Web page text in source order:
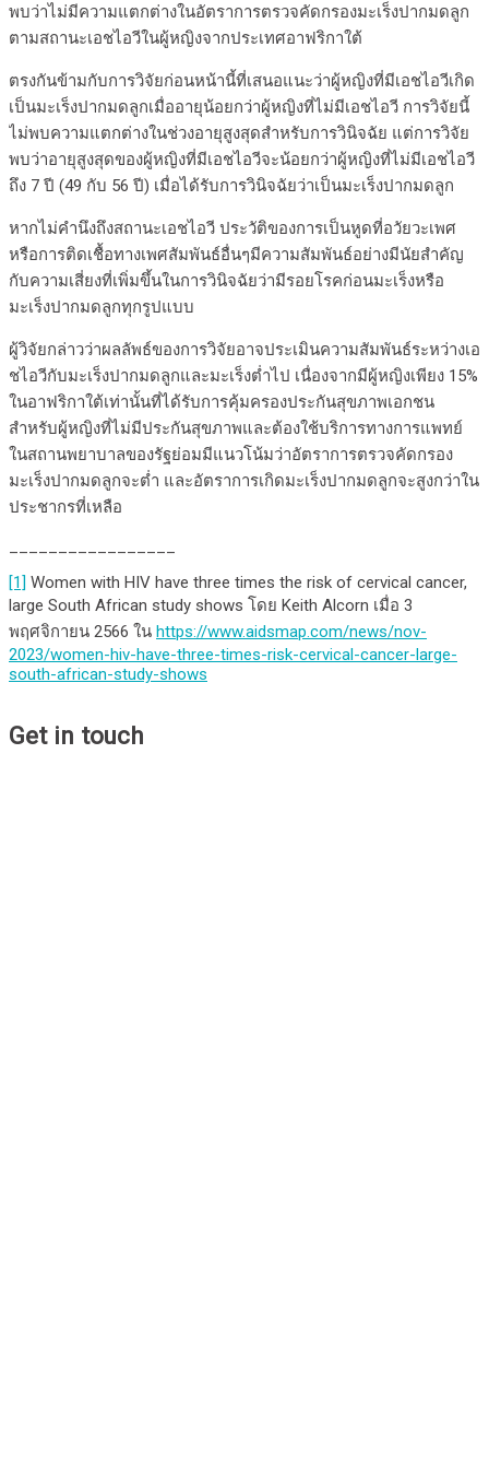
พบว่าไม่มีความแตกต่างในอัตราการตรวจคัดกรองมะเร็งปากมดลูก
ตามสถานะเอชไอวีในผู้หญิงจากประเทศอาฟริกาใต้
ตรงกันข้ามกับการวิจัยก่อนหน้านี้ที่เสนอแนะว่าผู้หญิงที่มีเอชไอวีเกิด
เป็นมะเร็งปากมดลูกเมื่ออายุน้อยกว่าผู้หญิงที่ไม่มีเอชไอวี การวิจัยนี้
ไม่พบความแตกต่างในช่วงอายุสูงสุดสำหรับการวินิจฉัย แต่การวิจัย
พบว่าอายุสูงสุดของผู้หญิงที่มีเอชไอวีจะน้อยกว่าผู้หญิงที่ไม่มีเอชไอวี
ถึง 7 ปี (49 กับ 56 ปี) เมื่อได้รับการวินิจฉัยว่าเป็นมะเร็งปากมดลูก
หากไม่คำนึงถึงสถานะเอชไอวี ประวัติของการเป็นหูดที่อวัยวะเพศ
หรือการติดเชื้อทางเพศสัมพันธ์อื่นๆมีความสัมพันธ์อย่างมีนัยสำคัญ
กับความเสี่ยงที่เพิ่มขึ้นในการวินิจฉัยว่ามีรอยโรคก่อนมะเร็งหรือ
มะเร็งปากมดลูกทุกรูปแบบ
ผู้วิจัยกล่าวว่าผลลัพธ์ของการวิจัยอาจประเมินความสัมพันธ์ระหว่างเอ
ชไอวีกับมะเร็งปากมดลูกและมะเร็งต่ำไป เนื่องจากมีผู้หญิงเพียง 15%
ในอาฟริกาใต้เท่านั้นที่ได้รับการคุ้มครองประกันสุขภาพเอกชน
สำหรับผู้หญิงที่ไม่มีประกันสุขภาพและต้องใช้บริการทางการแพทย์
ในสถานพยาบาลของรัฐย่อมมีแนวโน้มว่าอัตราการตรวจคัดกรอง
มะเร็งปากมดลูกจะต่ำ และอัตราการเกิดมะเร็งปากมดลูกจะสูงกว่าใน
ประชากรที่เหลือ
[1] Women with HIV have three times the risk of cervical cancer,
large South African study shows โดย Keith Alcorn เมื่อ 3
พฤศจิกายน 2566 ใน https://www.aidsmap.com/news/nov-
2023/women-hiv-have-three-times-risk-cervical-cancer-large-
south-african-study-shows
Get in touch